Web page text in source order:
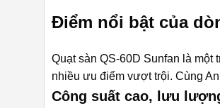
Điểm nổi bật của
Quạt sàn QS-60D Sunfan là
nhiều ưu điểm vượt trội. Cùng
Công suất cao, lưu